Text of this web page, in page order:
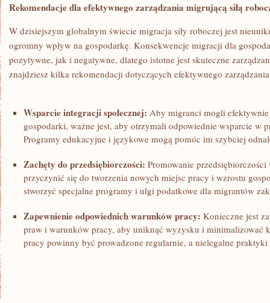
Rekomendacje dla efektywnego‌ zarządzania migrującą siłą
W dzisiejszym globalnym świecie migracja siły roboczej ‌jest
ogromny wpływ ‌na⁢ gospodarkę. Konsekwencje migracji dla
‌pozytywne, jak i negatywne,⁣ dlatego⁤ istotne jest⁤ skuteczne
znajdziesz ⁢kilka ‌rekomendacji dotyczących efektywnego
Wsparcie integracji⁤ społecznej: Aby migranci mogli
gospodarki, ‍ważne jest, aby otrzymali ‍odpowiednie wsparcie w
Programy edukacyjne i ‌językowe mogą pomóc‍ im szybciej
Zachęty do przedsiębiorczości: ⁢Promowanie
⁤przyczynić się ⁤do tworzenia nowych miejsc pracy​ i wzrostu
⁤stworzyć specjalne programy i ​ulgi podatkowe dla migrantów
Zapewnienie odpowiednich warunków ⁢pracy: Konieczne jest
praw‌ i ⁢warunków pracy, aby ⁢uniknąć wyzysku i ⁣minimalizować
pracy powinny być prowadzone ​regularnie, a ‍nielegalne ⁣praktyki